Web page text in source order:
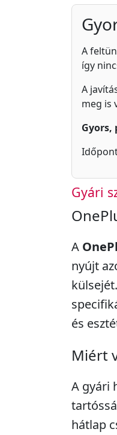
A
így
A
meg is
Gyári
A
nyújt
és
Miért
A gyári
hátlap